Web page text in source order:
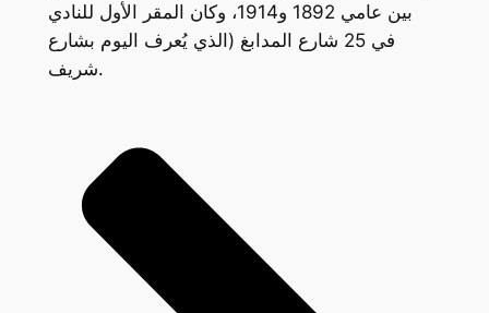
بين عامي 1892 و1914، وكان المقر الأول للنادي
في 25 شارع المدابغ (الذي يُعرف اليوم بشارع
شريف.